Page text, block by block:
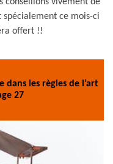
spécialement ce mois-ci
offert !!
dans les règles de l’art
27